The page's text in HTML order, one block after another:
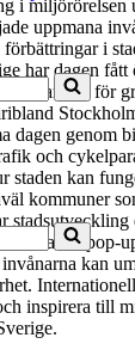
i miljörörelsen
uppmana
förbättringar i
har dagen fått
arbete för
dagen genom
och
staden kan
kommuner
kallade “pop-
invånarna kan
inspirera till